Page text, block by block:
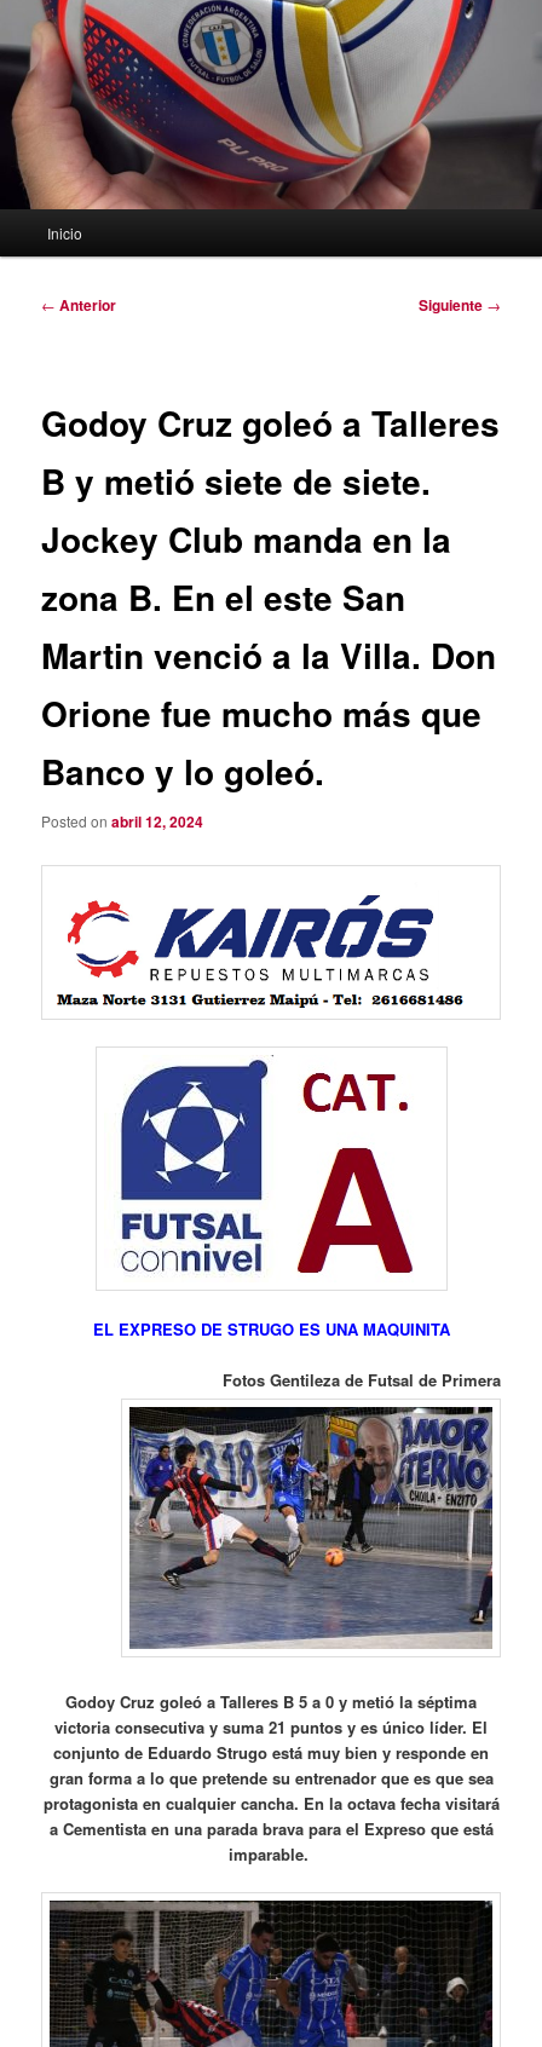
Inicio
Navegación
← Anterior Siguiente →
Godoy Cruz goleó a Talleres
B y metió siete de siete.
Jockey Club manda en la
zona B. En el este San
Martin venció a la Villa. Don
Orione fue mucho más que
Banco y lo goleó.
Posted onabril 12, 2024
EL EXPRESO DE STRUGO ES UNA MAQUINITA
Fotos Gentileza de Futsal de Primera
Godoy Cruz goleó a Talleres B 5 a 0 y metió la séptima
victoria consecutiva y suma 21 puntos y es único líder. El
conjunto de Eduardo Strugo está muy bien y responde en
gran forma a lo que pretende su entrenador que es que sea
protagonista en cualquier cancha. En la octava fecha visitará
a Cementista en una parada brava para el Expreso que está
imparable.